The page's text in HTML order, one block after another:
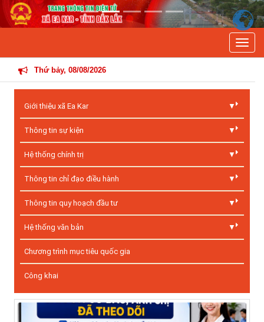
Thứ bảy, 08/08/2026
Giới thiệu xã Ea Kar
Thông tin sự kiện
Hệ thống chính trị
Thông tin chỉ đạo điều hành
Thông tin quy hoạch đầu tư
Hệ thống văn bản
Chương trình mục tiêu quốc gia
Công khai